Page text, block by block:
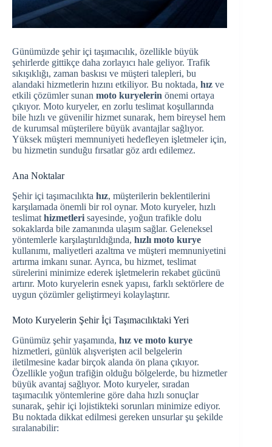
Günümüzde şehir içi taşımacılık, özellikle büyük
şehirlerde gittikçe daha zorlayıcı hale geliyor. Trafik
sıkışıklığı, zaman baskısı ve müşteri talepleri, bu
alandaki hizmetlerin hızını etkiliyor. Bu noktada, hız ve
etkili çözümler sunan moto kuryelerin önemi ortaya
çıkıyor. Moto kuryeler, en zorlu teslimat koşullarında
bile hızlı ve güvenilir hizmet sunarak, hem bireysel hem
de kurumsal müşterilere büyük avantajlar sağlıyor.
Yüksek müşteri memnuniyeti hedefleyen işletmeler için,
bu hizmetin sunduğu fırsatlar göz ardı edilemez.
Ana Noktalar
Şehir içi taşımacılıkta hız, müşterilerin beklentilerini
karşılamada önemli bir rol oynar. Moto kuryeler, hızlı
teslimat hizmetleri sayesinde, yoğun trafikle dolu
sokaklarda bile zamanında ulaşım sağlar. Geleneksel
yöntemlerle karşılaştırıldığında, hızlı moto kurye
kullanımı, maliyetleri azaltma ve müşteri memnuniyetini
artırma imkanı sunar. Ayrıca, bu hizmet, teslimat
sürelerini minimize ederek işletmelerin rekabet gücünü
artırır. Moto kuryelerin esnek yapısı, farklı sektörlere de
uygun çözümler geliştirmeyi kolaylaştırır.
Moto Kuryelerin Şehir İçi Taşımacılıktaki Yeri
Günümüz şehir yaşamında, hız ve moto kurye
hizmetleri, günlük alışverişten acil belgelerin
iletilmesine kadar birçok alanda ön plana çıkıyor.
Özellikle yoğun trafiğin olduğu bölgelerde, bu hizmetler
büyük avantaj sağlıyor. Moto kuryeler, sıradan
taşımacılık yöntemlerine göre daha hızlı sonuçlar
sunarak, şehir içi lojistikteki sorunları minimize ediyor.
Bu noktada dikkat edilmesi gereken unsurlar şu şekilde
sıralanabilir: